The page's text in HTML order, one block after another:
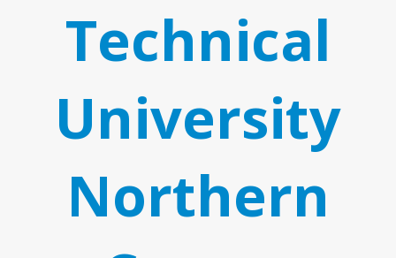
Technical
University
Northern